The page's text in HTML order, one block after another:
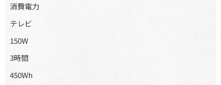
消費電力
テレビ
150W
3時間
450Wh